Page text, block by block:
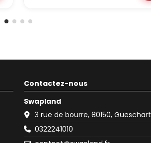
Contactez-nous
Swapland
3 rue de bourre, 80150, Gueschart
0322241010